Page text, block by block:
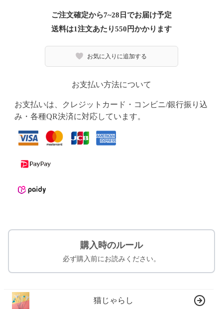
ご注文確定から7~28日でお届け予定
送料は1注文あたり550 円かかります
お気に入りに追加する
お支払い方法について
お支払いは、クレジットカード・コンビニ/銀行振り込
み・各種QR決済に対応しています。
購入時のルール
必ず購入前にお読みください。
猫じゃらし